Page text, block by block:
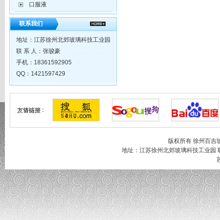
口服液
联系我们
地址：江苏徐州北郊玻璃科技工业园
联 系 人：张骏豪
手机：18361592905
QQ：1421597429
版权所有 徐州百吉
地址：江苏徐州北郊玻璃科技工业